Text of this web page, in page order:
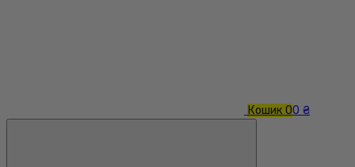
Кошик 00 ₴